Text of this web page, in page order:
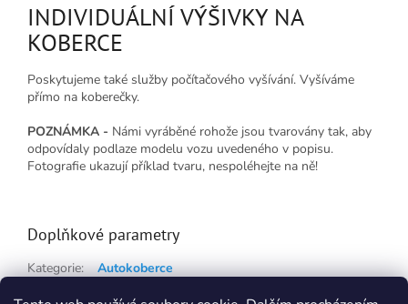
INDIVIDUÁLNÍ VÝŠIVKY NA
KOBERCE
Poskytujeme také služby počítačového vyšívání. Vyšíváme
přímo na koberečky.
POZNÁMKA - Námi vyráběné rohože jsou tvarovány tak, aby
odpovídaly podlaze modelu vozu uvedeného v popisu.
Fotografie ukazují příklad tvaru, nespoléhejte na ně!
Doplňkové parametry
Kategorie:
Autokoberce